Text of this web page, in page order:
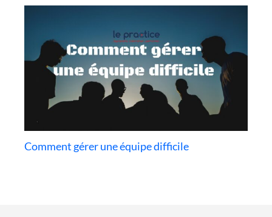
Comment gérer une équipe difficile